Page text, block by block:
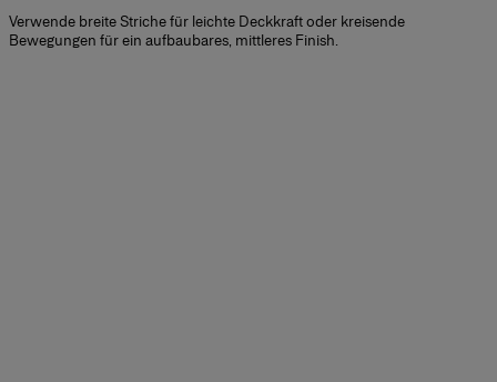
Verwende breite Striche für leichte Deckkraft oder kreisende
Bewegungen für ein aufbaubares, mittleres Finish.